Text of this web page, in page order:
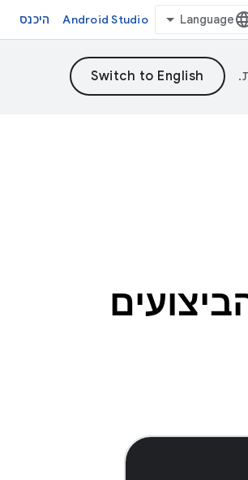
Android Studio היכנס